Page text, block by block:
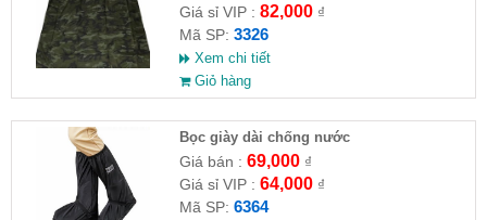
Giá sỉ VIP : 82,000₫
Mã SP: 3326
Xem chi tiết
Giỏ hàng
Bọc giày dài chống nước
Giá bán : 69,000₫
Giá sỉ VIP : 64,000₫
Mã SP: 6364